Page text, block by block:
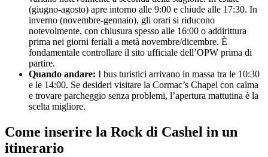
(giugno-agosto) apre intorno alle 9:00 e chiude alle 17:30. In
inverno (novembre-gennaio), gli orari si riducono
notevolmente, con chiusura spesso alle 16:00 o addirittura
prima nei giorni feriali a metà novembre/dicembre. È
fondamentale controllare il sito ufficiale dell’OPW prima di
partire.
Quando andare: I bus turistici arrivano in massa tra le 10:30
e le 14:00. Se desideri visitare la Cormac’s Chapel con calma
e trovare parcheggio senza problemi, l’apertura mattutina è la
scelta migliore.
Come inserire la Rock di Cashel in un
itinerario